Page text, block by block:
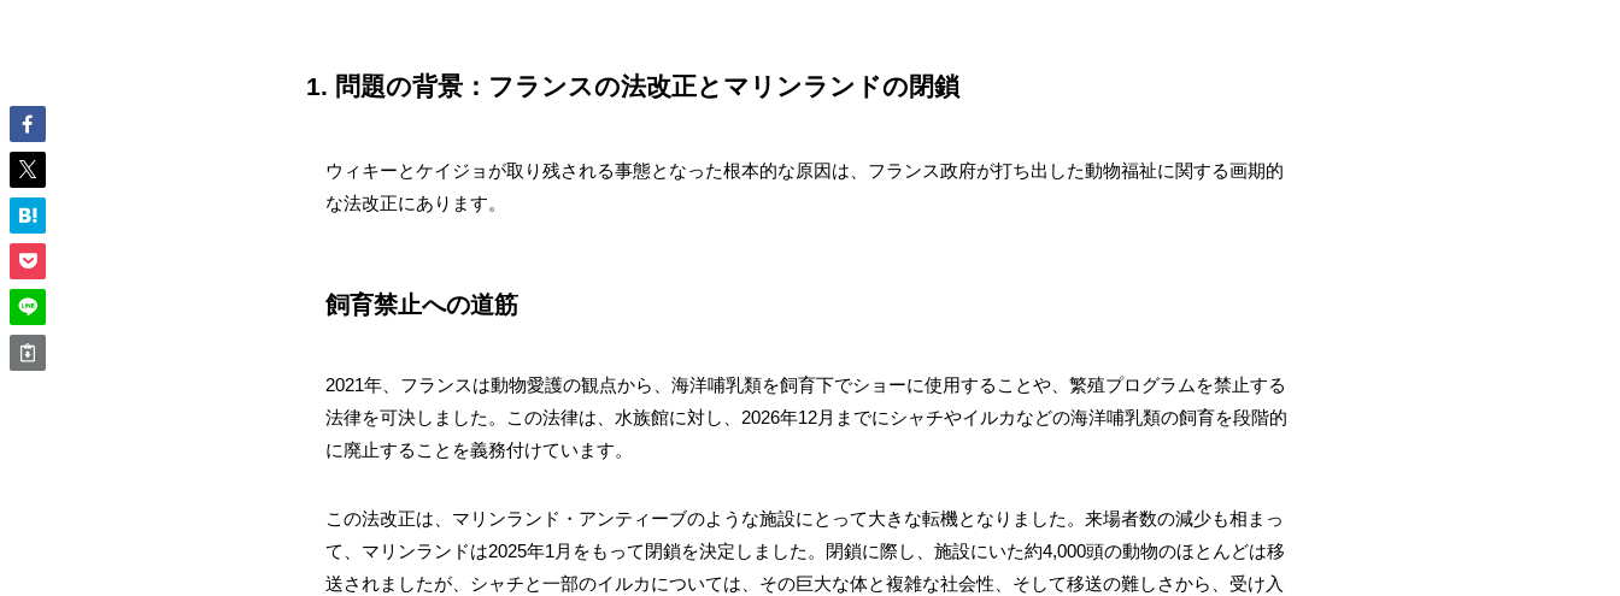
1. 問題の背景：フランスの法改正とマリンランドの閉鎖
ウィキーとケイジョが取り残される事態となった根本的な原因は、フランス政府が打ち出した動物福祉に関する画期的
な法改正にあります。
飼育禁止への道筋
2021年、フランスは動物愛護の観点から、海洋哺乳類を飼育下でショーに使用することや、繁殖プログラムを禁止する
法律を可決しました。この法律は、水族館に対し、2026年12月までにシャチやイルカなどの海洋哺乳類の飼育を段階的
に廃止することを義務付けています。
この法改正は、マリンランド・アンティーブのような施設にとって大きな転機となりました。来場者数の減少も相まっ
て、マリンランドは2025年1月をもって閉鎖を決定しました。閉鎖に際し、施設にいた約4,000頭の動物のほとんどは移
送されましたが、シャチと一部のイルカについては、その巨大な体と複雑な社会性、そして移送の難しさから、受け入